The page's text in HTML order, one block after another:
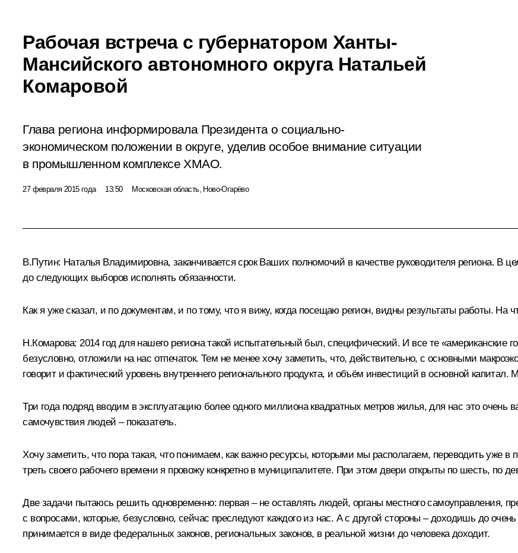
Рабочая встреча с губернатором Ханты-
Мансийского автономного округа Натальей
Комаровой
Глава региона информировала Президента о социально-
экономическом положении в округе, уделив особое внимание ситуации
в промышленном комплексе ХМАО.
27 февраля 2015 года 13:50 Московская область, Ново-Огарёво
В.Путин: Наталья Владимировна, заканчивается срок Ваших полномочий в качестве руководителя региона. В
до следующих выборов исполнять обязанности.
Как я уже сказал, и по документам, и по тому, что я вижу, когда посещаю регион, видны результаты работы.
Н.Комарова: 2014 год для нашего региона такой испытательный был, специфический. И все те «американские
безусловно, отложили на нас отпечаток. Тем не менее хочу заметить, что, действительно, с основными
говорит и фактический уровень внутреннего регионального продукта, и объём инвестиций в основной
Три года подряд вводим в эксплуатацию более одного миллиона квадратных метров жилья, для нас это очень
самочувствия людей – показатель.
Хочу заметить, что пора такая, что понимаем, как важно ресурсы, которыми мы располагаем, переводить уже в
треть своего рабочего времени я провожу конкретно в муниципалитете. При этом двери открыты по шесть, по
Две задачи пытаюсь решить одновременно: первая – не оставлять людей, органы местного самоуправления,
с вопросами, которые, безусловно, сейчас преследуют каждого из нас. А с другой стороны – доходишь до очень
принимается в виде федеральных законов, региональных законов, в реальной жизни до человека доходит.